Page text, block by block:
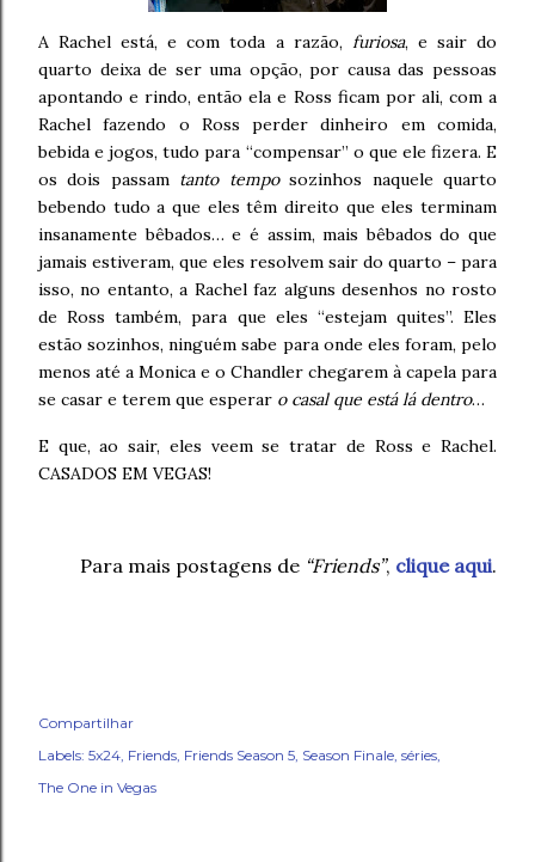
A Rachel está, e com toda a razão, furiosa, e sair do
quarto deixa de ser uma opção, por causa das pessoas
apontando e rindo, então ela e Ross ficam por ali, com a
Rachel fazendo o Ross perder dinheiro em comida,
bebida e jogos, tudo para “compensar” o que ele fizera. E
os dois passam tanto temposozinhos naquele quarto
bebendo tudo a que eles têm direito que eles terminam
insanamente bêbados… e é assim, mais bêbados do que
jamais estiveram, que eles resolvem sair do quarto – para
isso, no entanto, a Rachel faz alguns desenhos no rosto
de Ross também, para que eles “estejam quites”. Eles
estão sozinhos, ninguém sabe para onde eles foram, pelo
menos até a Monica e o Chandler chegarem à capela para
se casar e terem que esperar o casal que está lá dentro…
E que, ao sair, eles veem se tratar de Ross e Rachel.
CASADOS EM VEGAS!
Para mais postagens de “Friends”, clique aqui.
Compartilhar
Labels: 5x24 Friends Friends Season 5 Season Finale séries
The One in Vegas